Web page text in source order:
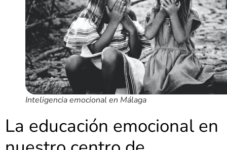
Inteligencia emocional en Málaga
La educación emocional en